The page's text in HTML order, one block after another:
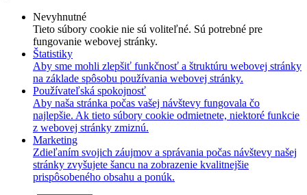
Nevyhnutné
Tieto súbory cookie nie sú voliteľné. Sú potrebné pre
fungovanie webovej stránky.
Štatistiky
Aby sme mohli zlepšiť funkčnosť a štruktúru webovej stránky
na základe spôsobu používania webovej stránky.
Používateľská spokojnosť
Aby naša stránka počas vašej návštevy fungovala čo
najlepšie. Ak tieto súbory cookie odmietnete, niektoré funkcie
z webovej stránky zmiznú.
Marketing
Zdieľaním svojich záujmov a správania počas návštevy našej
stránky zvyšujete šancu na zobrazenie kvalitnejšie
prispôsobeného obsahu a ponúk.